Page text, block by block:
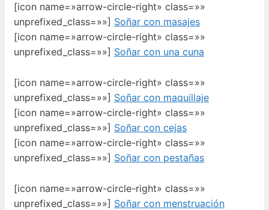
[icon name=»arrow-circle-right» class=»»
unprefixed_class=»»] Soñar con masajes
[icon name=»arrow-circle-right» class=»»
unprefixed_class=»»] Soñar con una cuna
[icon name=»arrow-circle-right» class=»»
unprefixed_class=»»] Soñar con maquillaje
[icon name=»arrow-circle-right» class=»»
unprefixed_class=»»] Soñar con cejas
[icon name=»arrow-circle-right» class=»»
unprefixed_class=»»] Soñar con pestañas
[icon name=»arrow-circle-right» class=»»
unprefixed_class=»»] Soñar con menstruación